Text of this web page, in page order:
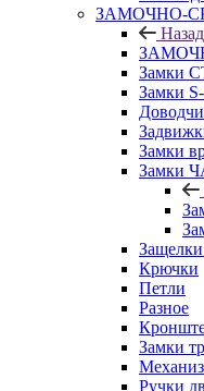
ЗАМОЧНО-
Назад
Замки
Замки
Замки
Замки
Крючки
Петли
Разное
Замки
Ручки